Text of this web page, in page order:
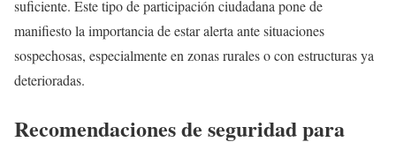
suficiente. Este tipo de participación ciudadana pone de
manifiesto la importancia de estar alerta ante situaciones
sospechosas, especialmente en zonas rurales o con estructuras ya
deterioradas.
Recomendaciones de seguridad para